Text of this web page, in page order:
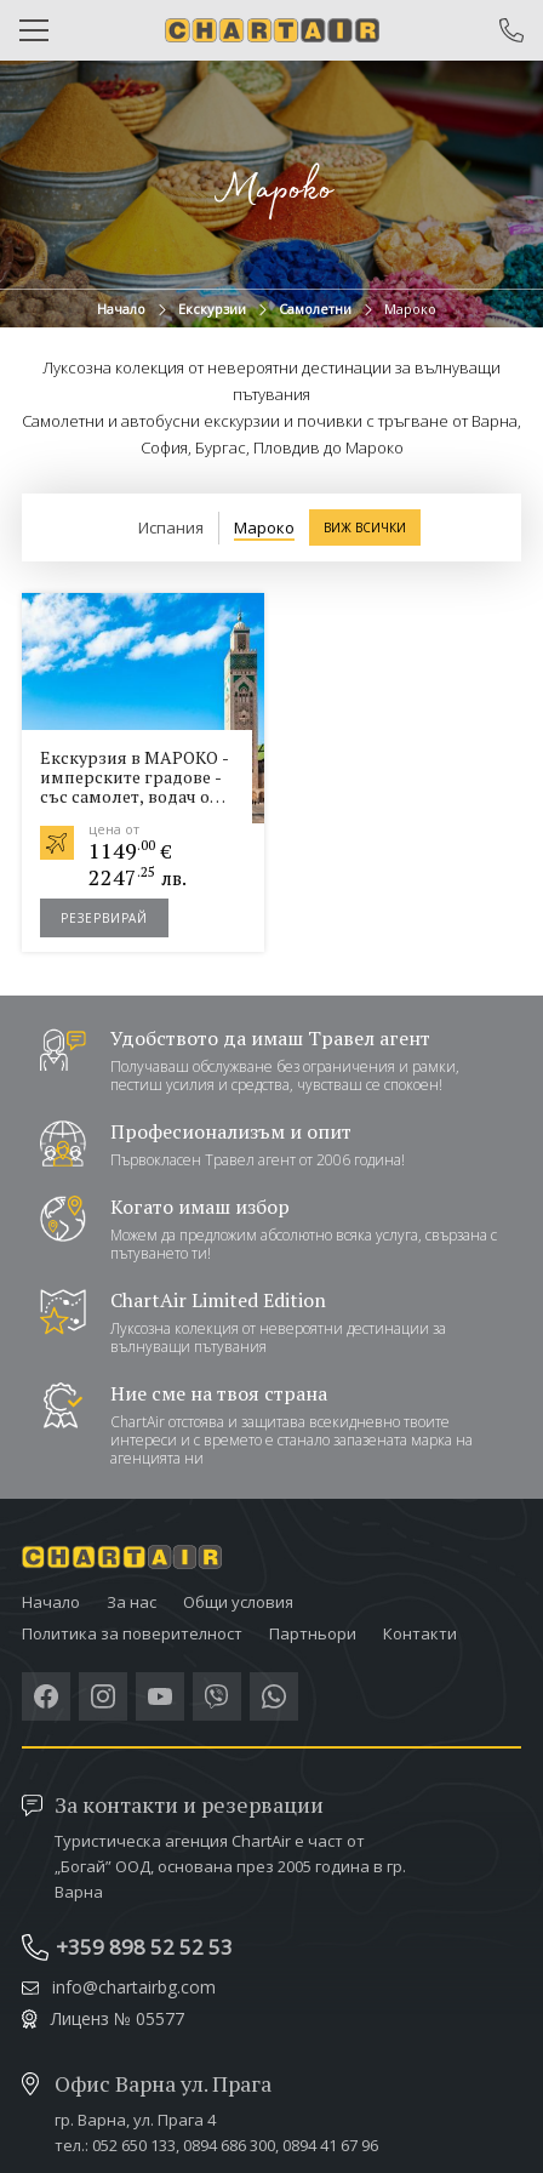
САМОЛЕТНИ БИЛЕТИ
ПОЧИВКИ
ЕКСКУРЗИИ
ОТ ВАРНА
Общи условия
0898 52 52 53
ПОСЛЕДВАЙТЕ НИ
Мароко
Начало Екскурзии Самолетни Мароко
Луксозна колекция от невероятни дестинации за вълнуващи
пътувания
Самолетни и автобусни екскурзии и почивки с тръгване от Варна,
София, Бургас, Пловдив до Мароко
Испания Мароко ВИЖ ВСИЧКИ
Екскурзия в МАРОКО -
имперските градове -
със самолет, водач от
ранни записвания!
цена от
1149.00 €
2247 .25 лв.
РЕЗЕРВИРАЙ
Удобството да имаш Травел агент
Получаваш обслужване без ограничения и рамки,
пестиш усилия и средства, чувстваш се спокоен!
Професионализъм и опит
Първокласен Травел агент от 2006 година!
Когато имаш избор
Можем да предложим абсолютно всяка услуга, свързана с
пътуването ти!
ChartAir Limited Edition
Луксозна колекция от невероятни дестинации за
вълнуващи пътувания
Ние сме на твоя страна
ChartAir отстоява и защитава всекидневно твоите
интереси и с времето е станало запазената марка на
агенцията ни
Начало За нас
Общи условия
Политика за поверителност
Партньори Контакти
За контакти и резервации
Туристическа агенция ChartAir е част от
„Богай” ООД, основана през 2005 година в гр.
Варна
+359 898 52 52 53
info@chartairbg.com
Лиценз № 05577
Офис Варна ул. Прага
гр. Варна,ул. Прага 4
тел.: 052 650 133, 0894 686 300, 0894 41 67 96